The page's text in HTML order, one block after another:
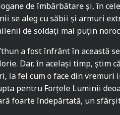
de îmbărbătare și, în
se aleg cu săbii și armuri
de soldați mai puțin
a fost înfrânt în această
Dar, în același timp, știm
la fel cum o face din vremuri
pentru Forțele Luminii
foarte îndepărtată, un